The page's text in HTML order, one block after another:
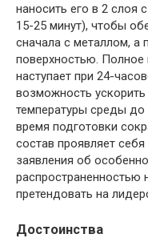
наносить его в 2 слоя
15-25 минут), чтобы
сначала с металлом, а
поверхностью. Полное
наступает при 24-
возможность
температуры среды до
время подготовки
состав проявляет
заявления об
распространенностью
претендовать на
Достоинства